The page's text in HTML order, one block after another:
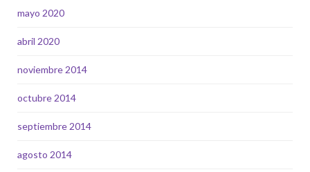
mayo 2020
abril 2020
noviembre 2014
octubre 2014
septiembre 2014
agosto 2014